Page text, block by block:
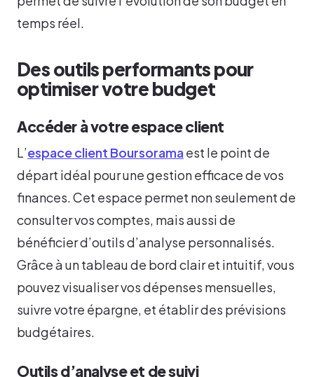
temps réel.
Des outils performants pour
optimiser votre budget
Accéder à votre espace client
L’espace client Boursorama est le point de
départ idéal pour une gestion efficace de vos
finances. Cet espace permet non seulement de
consulter vos comptes, mais aussi de
bénéficier d’outils d’analyse personnalisés.
Grâce à un tableau de bord clair et intuitif, vous
pouvez visualiser vos dépenses mensuelles,
suivre votre épargne, et établir des prévisions
budgétaires.
Outils d’analyse et de suivi